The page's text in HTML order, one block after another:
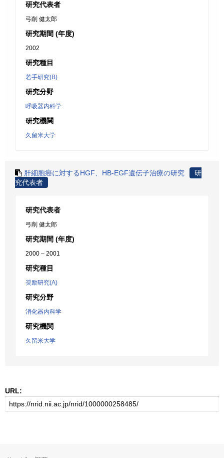
研究代表者
弓削 健太郎
研究期間 (年度)
2002
研究種目
若手研究(B)
研究分野
呼吸器内科学
研究機関
久留米大学
肝細胞癌に対するHGF、HB-EGF遺伝子治療の研究
研
究代表者
研究代表者
弓削 健太郎
研究期間 (年度)
2000 – 2001
研究種目
奨励研究(A)
研究分野
消化器内科学
研究機関
久留米大学
URL: